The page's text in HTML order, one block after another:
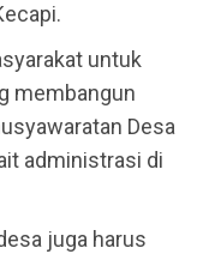
untuk
membangun
Desa
administrasi di
juga harus